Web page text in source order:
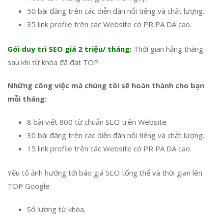
50 bài đăng trên các diễn đàn nổi tiếng và chất lượng.
35 link profile trên các Website có PR PA DA cao.
Gói duy trì SEO giá 2 triệu/ tháng: Thời gian hằng tháng
sau khi từ khóa đã đạt TOP
Những công việc mà chúng tôi sẽ hoàn thành cho bạn
mỗi tháng:
8 bài viết 800 từ chuẩn SEO trên Website
30 bài đăng trên các diễn đàn nổi tiếng và chất lượng.
15 link profile trên các Website có PR PA DA cao.
Yếu tố ảnh hưởng tới báo giá SEO tổng thể và thời gian lên
TOP Google
Số lượng từ khóa.